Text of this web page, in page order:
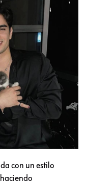
con un estilo